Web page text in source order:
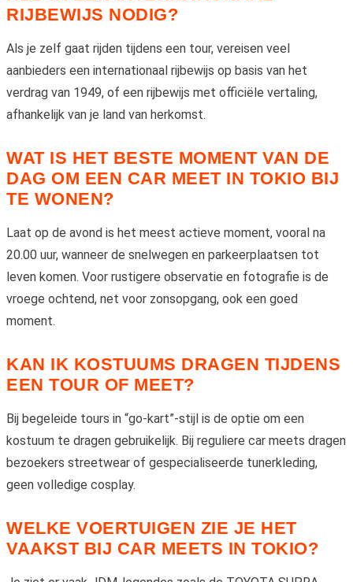
RIJBEWIJS NODIG?
Als je zelf gaat rijden tijdens een tour, vereisen veel
aanbieders een internationaal rijbewijs op basis van het
verdrag van 1949, of een rijbewijs met officiële vertaling,
afhankelijk van je land van herkomst.
WAT IS HET BESTE MOMENT VAN DE
DAG OM EEN CAR MEET IN TOKIO BIJ
TE WONEN?
Laat op de avond is het meest actieve moment, vooral na
20.00 uur, wanneer de snelwegen en parkeerplaatsen tot
leven komen. Voor rustigere observatie en fotografie is de
vroege ochtend, net voor zonsopgang, ook een goed
moment.
KAN IK KOSTUUMS DRAGEN TIJDENS
EEN TOUR OF MEET?
Bij begeleide tours in “go-kart”-stijl is de optie om een
kostuum te dragen gebruikelijk. Bij reguliere car meets dragen
bezoekers streetwear of gespecialiseerde tunerkleding,
geen volledige cosplay.
WELKE VOERTUIGEN ZIE JE HET
VAAKST BIJ CAR MEETS IN TOKIO?